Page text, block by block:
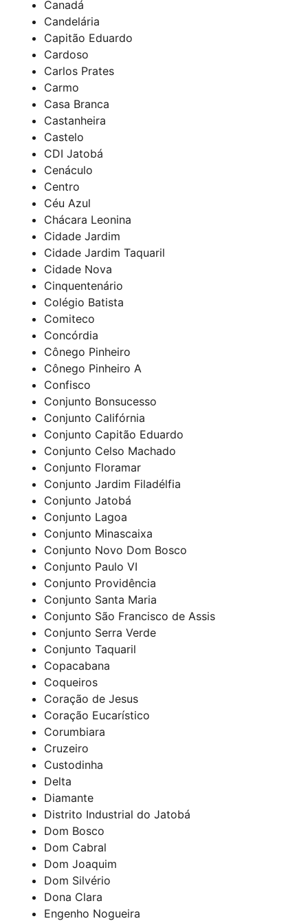
Canadá
Candelária
Capitão Eduardo
Cardoso
Carlos Prates
Carmo
Casa Branca
Castanheira
Castelo
CDI Jatobá
Cenáculo
Centro
Céu Azul
Chácara Leonina
Cidade Jardim
Cidade Jardim Taquaril
Cidade Nova
Cinquentenário
Colégio Batista
Comiteco
Concórdia
Cônego Pinheiro
Cônego Pinheiro A
Confisco
Conjunto Bonsucesso
Conjunto Califórnia
Conjunto Capitão Eduardo
Conjunto Celso Machado
Conjunto Floramar
Conjunto Jardim Filadélfia
Conjunto Jatobá
Conjunto Lagoa
Conjunto Minascaixa
Conjunto Novo Dom Bosco
Conjunto Paulo VI
Conjunto Providência
Conjunto Santa Maria
Conjunto São Francisco de Assis
Conjunto Serra Verde
Conjunto Taquaril
Copacabana
Coqueiros
Coração de Jesus
Coração Eucarístico
Corumbiara
Cruzeiro
Custodinha
Delta
Diamante
Distrito Industrial do Jatobá
Dom Bosco
Dom Cabral
Dom Joaquim
Dom Silvério
Dona Clara
Engenho Nogueira